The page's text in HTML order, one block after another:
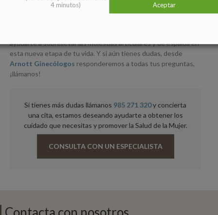
El cuidado antes y durante la menopausia debe ser tratado a lo
ayudarte a sobrellevar las molestias articulares y de espalda en
esta nueva etapa de tu vida. Y si aún tienes dudas, desde
Arnott Ginecólogos responderemos a todas tus preguntas,
¡llámanos!
Si tienes más dudas llámanos 985 271 320y concierta
una cita, estamos deseando ayudarte a obtener los
cuidado que necesitas y promover la Salud de la Mujer.
CONSULTA CON UN ESPECIALISTA
4 minutos)
Aceptar